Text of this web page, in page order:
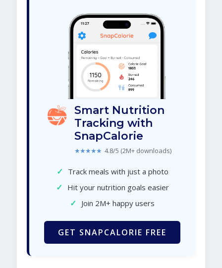
Smart Nutrition
Tracking with
SnapCalorie
★★★★★ 4.8/5 (2M+ downloads)
✓ Track meals with just a photo
✓ Hit your nutrition goals easier
✓ Join 2M+ happy users
GET SNAPCALORIE FREE